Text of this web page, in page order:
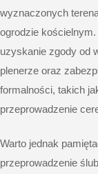
wyznaczonych
ogrodzie
uzyskanie zgody od
plenerze oraz
formalności, takich
przeprowadzenie
Warto jednak
przeprowadzenie